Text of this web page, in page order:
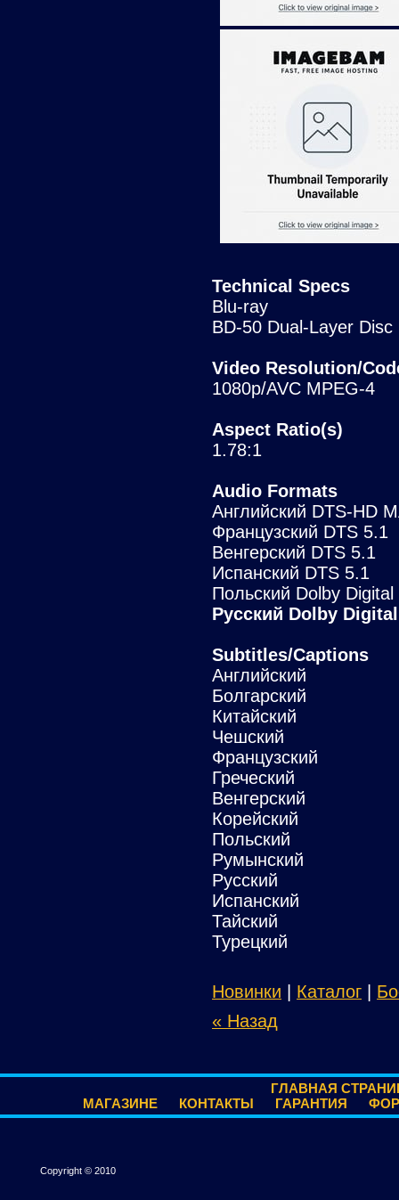
Technical Specs
Blu-ray
BD-50 Dual-Layer Disc
Video Resolution/
1080p/AVC MPEG-4
Aspect Ratio(s)
1.78:1
Audio Formats
Английский DTS-HD
Французский DTS 5.1
Венгерский DTS 5.1
Испанский DTS 5.1
Польский Dolby Digital
Русский Dolby
Subtitles/Captions
Английский
Болгарский
Китайский
Чешский
Французский
Греческий
Венгерский
Корейский
Польский
Румынский
Русский
Испанский
Тайский
Турецкий
Новинки Каталог
« Назад
ГЛАВНАЯ
МАГАЗИНЕ
КОНТАКТЫ ГАРАНТИЯ
Copyright © 2010